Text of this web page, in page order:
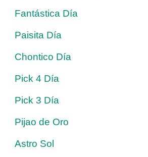
Fantástica Día
Paisita Día
Chontico Día
Pick 4 Día
Pick 3 Día
Pijao de Oro
Astro Sol